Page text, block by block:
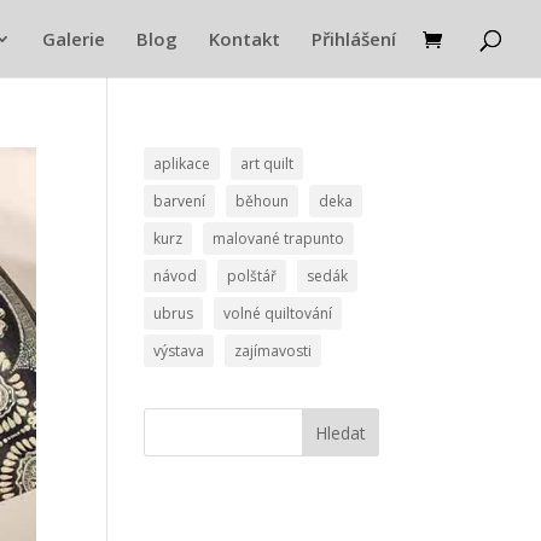
Galerie Blog Kontakt Přihlášení
aplikace
art quilt
barvení
běhoun
deka
kurz
malované trapunto
návod
polštář
sedák
ubrus
volné quiltování
výstava
zajímavosti
Hledat